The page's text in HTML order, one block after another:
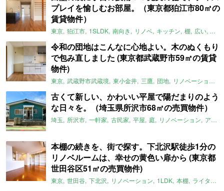
プレイを愉しむお部屋。（東京都狛江市80㎡の
賃貸物件）
東京 狛江市 1SLDK 南向き リノベ キッチン 棚 広い ガイ
令和の団地はこんなに心地よい。木のぬくもり
で包み直しました (東京都武蔵野市59㎡の賃貸
物件)
東京 武蔵野市武蔵境 東小金井 三鷹 団地 リノベーション
古くて新しい、かわいい平屋で陽だまりのよう
な日々を。（埼玉県所沢市68㎡の売買物件）
埼玉 所沢市 一軒家 古民家 平屋 庭 リノベーション アメリカンハウス
本棚の続きを、街で探す。下北沢駅徒歩1分の
リノベルームは、幸せの黄色い扉から (東京都
世田谷区51㎡の売買物件)
東京 世田谷 下北沢 リノベーション 1LDK 本棚 ライター：ほしりょうこ